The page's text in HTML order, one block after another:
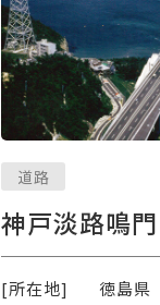
道路
神戸淡路鳴
[所在地] 徳島県